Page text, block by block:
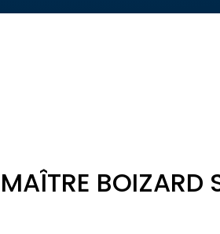
MAÎTRE BOIZARD